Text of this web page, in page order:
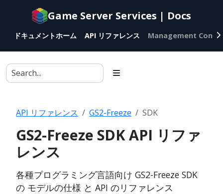
Documentation
agents
Game Server Services | Docs
ドキュメントホーム API リファレンス Management
API リファレンス GS2-Freeze SDK
GS2-Freeze SDK API リファ
レンス
各種プログラミング言語向け GS2-Freeze SDK
の モデルの仕様 と API のリファレンス